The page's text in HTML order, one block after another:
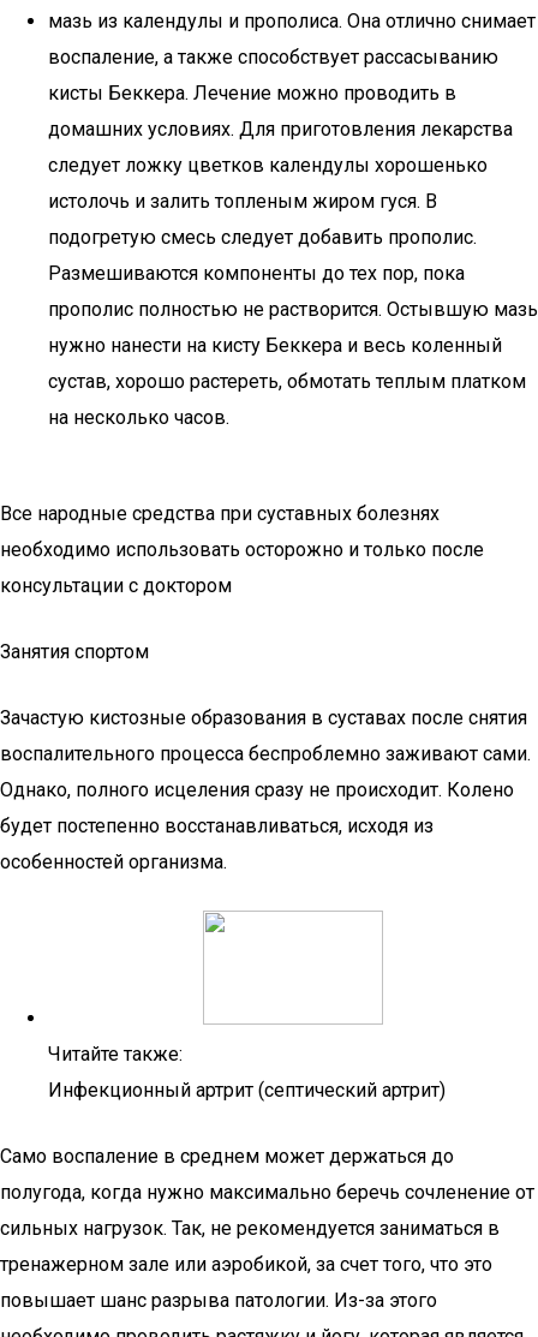
мазь из календулы и прополиса. Она отлично снимает
воспаление, а также способствует рассасыванию
кисты Беккера. Лечение можно проводить в
домашних условиях. Для приготовления лекарства
следует ложку цветков календулы хорошенько
истолочь и залить топленым жиром гуся. В
подогретую смесь следует добавить прополис.
Размешиваются компоненты до тех пор, пока
прополис полностью не растворится. Остывшую мазь
нужно нанести на кисту Беккера и весь коленный
сустав, хорошо растереть, обмотать теплым платком
на несколько часов.
Все народные средства при суставных болезнях
необходимо использовать осторожно и только после
консультации с доктором
Занятия спортом
Зачастую кистозные образования в суставах после снятия
воспалительного процесса беспроблемно заживают сами.
Однако, полного исцеления сразу не происходит. Колено
будет постепенно восстанавливаться, исходя из
особенностей организма.
Читайте также:
Инфекционный артрит (септический артрит)
Само воспаление в среднем может держаться до
полугода, когда нужно максимально беречь сочленение от
сильных нагрузок. Так, не рекомендуется заниматься в
тренажерном зале или аэробикой, за счет того, что это
повышает шанс разрыва патологии. Из-за этого